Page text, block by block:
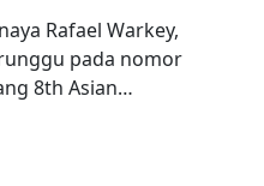
Rafael Warkey,
pada nomor
8th Asian…